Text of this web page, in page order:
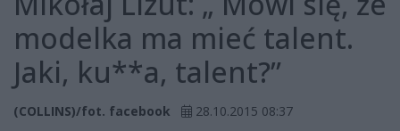
modelka ma mieć talent.
Jaki, ku**a, talent?”
(COLLINS)/fot. facebook 28.10.2015 08:37